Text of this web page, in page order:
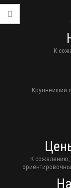
К
Крупнейший
К сожалению,